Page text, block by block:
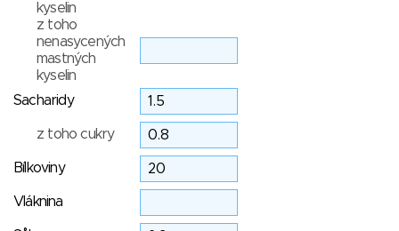
kyselin
z toho
nenasycených
mastných
kyselin
Sacharidy
z toho cukry
Bílkoviny
Vláknina